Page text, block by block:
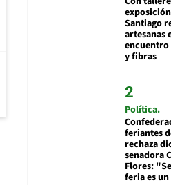
Santiago
artesanas
encuentro
y fibras
Política
feriantes
rechaza
senadora
Flores:
feria es